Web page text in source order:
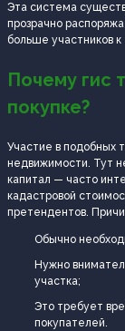
Эта система
прозрачно
больше участников к
Почему гис
покупке?
Участие в подобных
недвижимости. Тут
капитал — часто
кадастровой
претендентов.
Обычно
Нужно
участка;
Это требует
покупателей.